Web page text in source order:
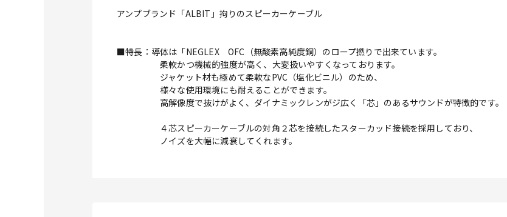
アンプブランド「ALBIT」拘りのスピーカーケーブル
■特長：導体は「NEGLEX OFC（無酸素高純度銅）のロープ撚りで出来ています。
柔軟かつ機械的強度が高く、大変扱いやすくなっております。
ジャケット材も極めて柔軟なPVC（塩化ビニル）のため、
様々な使用環境にも耐えることができます。
高解像度で抜けがよく、ダイナミックレンがジ広く「芯」のあるサウンドが特徴的です。
４芯スピーカーケーブルの対角２芯を接続したスターカッド接続を採用しており、
ノイズを大幅に減衰してくれます。